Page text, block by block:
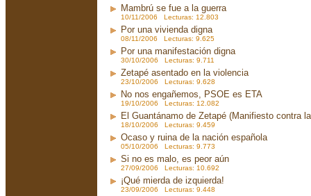
Mambrú se fue a la guerra
10/11/2006 Lecturas: 12.803
Por una vivienda digna
08/11/2006 Lecturas: 9.625
Por una manifestación digna
30/10/2006 Lecturas: 9.711
Zetapé asentado en la violencia
23/10/2006 Lecturas: 9.628
No nos engañemos, PSOE es ETA
19/10/2006 Lecturas: 12.082
El Guantánamo de Zetapé (Manifiesto contra
18/10/2006 Lecturas: 9.459
Ocaso y ruina de la nación española
05/10/2006 Lecturas: 9.773
Si no es malo, es peor aún
27/09/2006 Lecturas: 10.692
¡Qué mierda de izquierda!
23/09/2006 Lecturas: 9.448